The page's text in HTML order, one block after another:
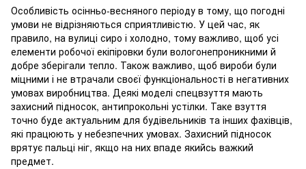
Особливість осінньо-весняного періоду в тому, що погодні
умови не відрізняються сприятливістю. У цей час, як
правило, на вулиці сиро і холодно, тому важливо, щоб усі
елементи робочої екіпіровки були вологонепроникними й
добре зберігали тепло. Також важливо, щоб вироби були
міцними і не втрачали своєї функціональності в негативних
умовах виробництва. Деякі моделі спецвзуття мають
захисний підносок, антипрокольні устілки. Таке взуття
точно буде актуальним для будівельників та інших фахівців,
які працюють у небезпечних умовах. Захисний підносок
врятує пальці ніг, якщо на них впаде якийсь важкий
предмет.